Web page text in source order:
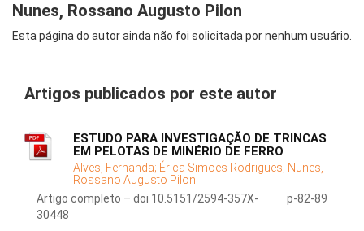
Nunes, Rossano Augusto Pilon
Esta página do autor ainda não foi solicitada por nenhum usuário.
Artigos publicados por este autor
ESTUDO PARA INVESTIGAÇÃO DE TRINCAS
EM PELOTAS DE MINÉRIO DE FERRO
Alves, Fernanda; Érica Simoes Rodrigues; Nunes,
Rossano Augusto Pilon
Artigo completo – doi 10.5151/2594-357X-
30448
p-82-89